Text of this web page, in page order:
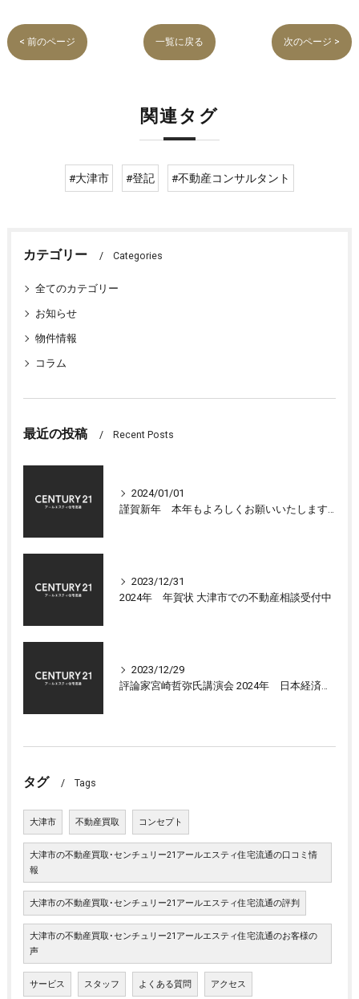
< 前のページ 一覧に戻る 次のページ >
関連タグ
#大津市 #登記 #不動産コンサルタント
カテゴリー Categories
全てのカテゴリー
お知らせ
物件情報
コラム
最近の投稿 Recent Posts
2024/01/01
2023/12/31
2024年 年賀状 大津市での不動産相談受付中
2023/12/29
タグ Tags
大津市 不動産買取 コンセプト
大津市の不動産買取･センチュリー21アールエスティ住宅流通の口コミ情
報
大津市の不動産買取･センチュリー21アールエスティ住宅流通の評判
大津市の不動産買取･センチュリー21アールエスティ住宅流通のお客様の
声
サービス スタッフ よくある質問 アクセス